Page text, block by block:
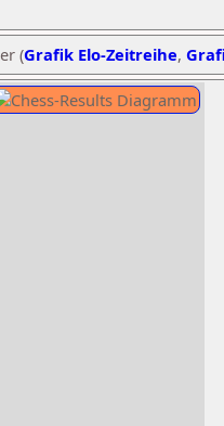
(Grafik Elo-Zeitreihe,